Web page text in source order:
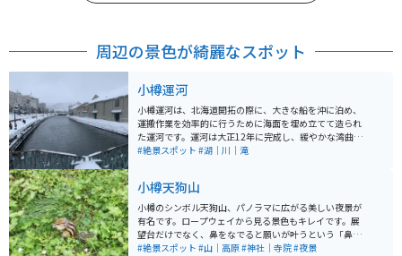
周辺の景色が綺麗なスポット
小樽運河
小樽運河は、北海道開拓の際に、大きな船を沖に泊め、
運搬作業を効率的に行うために海面を埋め立てて造られ
た運河です。運河は大正12年に完成し、緩やかな湾曲が
特徴です。戦後になると港の埠頭整備により、昭和61年
部分は20m、北部は40mです。 散策路には63基のガス灯
が設置され、夕暮れ時にガス灯とともに石造倉庫群がラ
イトアップされています。石造りの倉庫群や歴史的建造
物が運河沿いに点在していて、夕暮れ時にガス燈の火が
灯りはじめるとロマンチックな雰囲気を醸し出します。
#絶景スポット #湖｜川｜滝
小樽天狗山
小樽のシンボル天狗山、パノラマに広がる美しい夜景が
有名です。ロープウェイから見る景色もキレイです。展
望台だけでなく、鼻をなでると願いが叶うという「鼻な
で天狗さん」やパワースポットである「天狗山神社」、
#絶景スポット #山｜高原#神社｜寺院#夜景